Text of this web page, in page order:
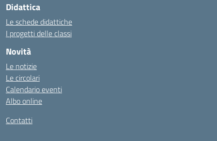
https://cbt.mtstisungaiguntung.sch.id/
https://cesarpsicanalista.com/
https://aprici.am/
https://ammax.com.br/contato/
https://jsph.loupiasconference.org/
https://barconsultant.fr/
https://honda-permata.id
https://consumidor.educandoalcampo.org/
https://supremesolar.id/about-us/
Didattica
Le schede didattiche
I progetti delle classi
Novità
Le notizie
Le circolari
Calendario eventi
Albo online
Contatti